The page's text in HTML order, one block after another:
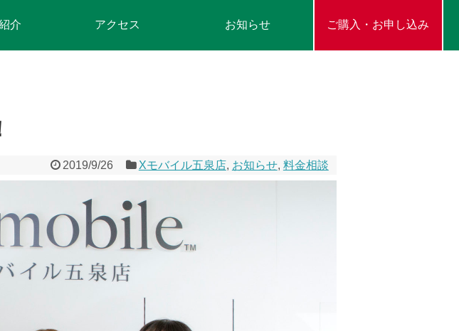
介 アクセス お知らせ ご購入・お申し込み
2019/9/26 Xモバイル五泉店, お知らせ, 料金相談